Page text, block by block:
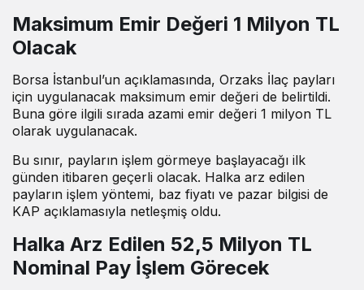
Maksimum Emir Değeri 1 Milyon TL
Olacak
Borsa İstanbul’un açıklamasında, Orzaks İlaç payları
için uygulanacak maksimum emir değeri de belirtildi.
Buna göre ilgili sırada azami emir değeri 1 milyon TL
olarak uygulanacak.
Bu sınır, payların işlem görmeye başlayacağı ilk
günden itibaren geçerli olacak. Halka arz edilen
payların işlem yöntemi, baz fiyatı ve pazar bilgisi de
KAP açıklamasıyla netleşmiş oldu.
Halka Arz Edilen 52,5 Milyon TL
Nominal Pay İşlem Görecek